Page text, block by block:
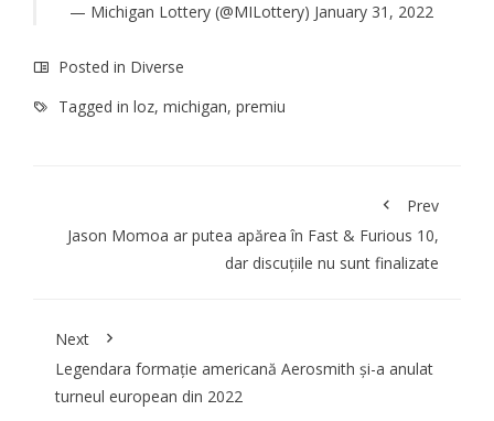
— Michigan Lottery (@MILottery) January 31, 2022
Posted in Diverse
Tagged in loz, michigan, premiu
Prev
Jason Momoa ar putea apărea în Fast & Furious 10,
dar discuțiile nu sunt finalizate
Next
Legendara formaţie americană Aerosmith şi-a anulat
turneul european din 2022